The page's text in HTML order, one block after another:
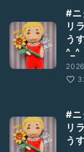
#
リ
う
^_^
#
リ
う